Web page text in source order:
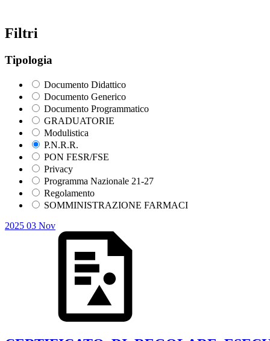
Filtri
Tipologia
Documento Didattico
Documento Generico
Documento Programmatico
GRADUATORIE
Modulistica
P.N.R.R.
PON FESR/FSE
Privacy
Programma Nazionale 21-27
Regolamento
SOMMINISTRAZIONE FARMACI
2025 03 Nov